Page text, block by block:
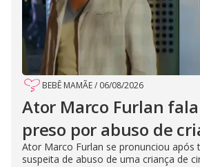
BEBÊ MAMÃE/ 06/08/2026
Ator Marco Furlan
preso por abuso de
Ator Marco Furlan se pronunciou após
suspeita de abuso de uma criança de